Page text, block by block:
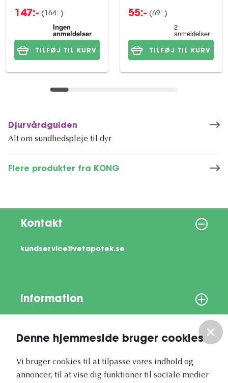
Denne hjemmeside bruger cookies
Vi bruger cookies til at tilpasse vores indhold og
annoncer, til at vise dig funktioner til sociale medier
147:- (164:-)
TILFØJ TIL KURV
55:- (69:-)
TILFØJ TIL KURV
Djurvårdguiden
Alt om sundhedspleje til dyr
Flere produkter fra KONG
Kontakt
kundservice@vetapotek.se
Information
Vores nyhedsbrev